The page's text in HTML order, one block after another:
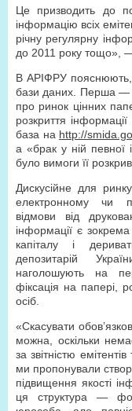
Це призводить до
інформацію всіх
річну регулярну
до 2011 року тощо»,
В АРІФРУ пояснюють,
бази даних. Перша —
про ринок цінних
розкриття
база на http://
а «брак у ній
було вимоги її
Дискусійне для
електронному чи
відмови від
інформації є
капіталу і
депозитарій
наголошують на
фіксація на папері,
осіб.
«Скасувати
можна, оскільки
за звітністю
ми пропонували
підвищення якості
ця структура —